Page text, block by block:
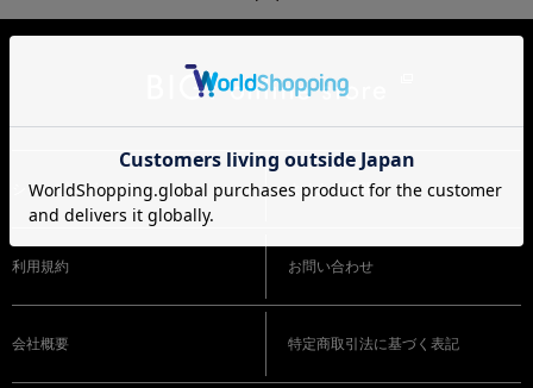
ショッピングガイド よくある質問
利用規約 お問い合わせ
会社概要 特定商取引法に基づく表記